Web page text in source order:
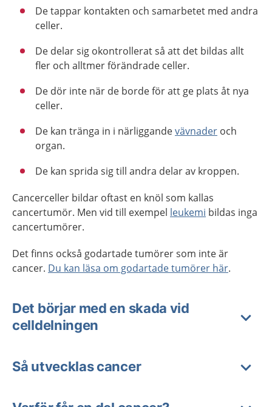
De tappar kontakten och samarbetet med andra
celler.
De delar sig okontrollerat så att det bildas allt
fler och alltmer förändrade celler.
De dör inte när de borde för att ge plats åt nya
celler.
De kan tränga in i närliggandevävnader och
organ.
De kan sprida sig till andra delar av kroppen.
Cancerceller bildar oftast en knöl som kallas
cancertumör. Men vid till exempel leukemi bildas inga
cancertumörer.
Det finns också godartade tumörer som inte är
cancer. Du kan läsa om godartade tumörer här.
Det börjar med en skada vid
celldelningen
Så utvecklas cancer